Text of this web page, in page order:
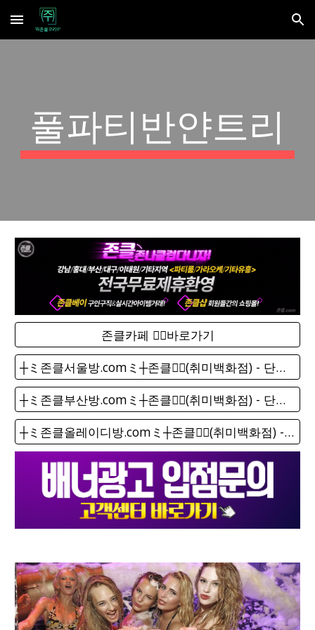
Skip to main content Skip to navigation
풀파티반얀트리
존클카페 ❤️‍🔥바로가기
┼ミ존클서울방.comミ┼존클❤️‍🔥(취미백화점) - 단톡방
┼ミ존클부산방.comミ┼존클❤️‍🔥(취미백화점) - 단톡방
┼ミ존클올레이디방.comミ┼존클❤️‍🔥(취미백화점) - 단톡방